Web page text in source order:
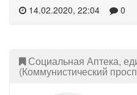
14.02.2020, 22:04 0
Социальная Аптека,
(Коммунистический